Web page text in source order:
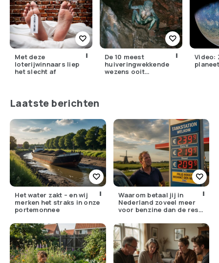
Met deze
loterijwinnaars liep
het slecht af
De 10 meest
huiveringwekkende
wezens ooit
Video:
Laatste berichten
Het water zakt – en wij
merken het straks in onze
portemonnee
Waarom betaal jij in
Nederland zoveel meer
voor benzine dan de rest